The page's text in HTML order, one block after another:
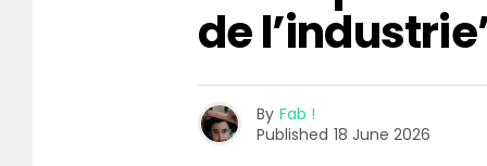
de
By Fab !
Published 18 June 2026